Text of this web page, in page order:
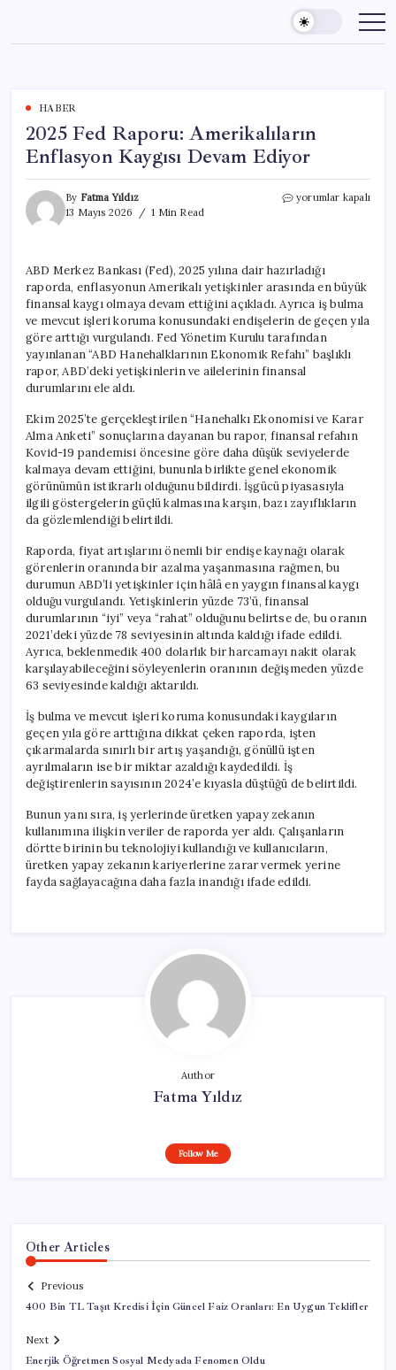
content
HABER
2025 Fed Raporu: Amerikalıların
Enflasyon Kaygısı Devam Ediyor
By Fatma Yıldız
13 Mayıs 2026
1 Min Read
2025
Kaygısı
Devam
Ediyor
için
yorumlar kapalı
ABD Merkez Bankası (Fed), 2025 yılına dair hazırladığı
raporda, enflasyonun Amerikalı yetişkinler arasında en büyük
finansal kaygı olmaya devam ettiğini açıkladı. Ayrıca iş bulma
ve mevcut işleri koruma konusundaki endişelerin de geçen yıla
göre arttığı vurgulandı. Fed Yönetim Kurulu tarafından
yayınlanan “ABD Hanehalklarının Ekonomik Refahı” başlıklı
rapor, ABD’deki yetişkinlerin ve ailelerinin finansal
durumlarını ele aldı.
Ekim 2025’te gerçekleştirilen “Hanehalkı Ekonomisi ve Karar
Alma Anketi” sonuçlarına dayanan bu rapor, finansal refahın
Kovid-19 pandemisi öncesine göre daha düşük seviyelerde
kalmaya devam ettiğini, bununla birlikte genel ekonomik
görünümün istikrarlı olduğunu bildirdi. İşgücü piyasasıyla
ilgili göstergelerin güçlü kalmasına karşın, bazı zayıflıkların
da gözlemlendiği belirtildi.
Raporda, fiyat artışlarını önemli bir endişe kaynağı olarak
görenlerin oranında bir azalma yaşanmasına rağmen, bu
durumun ABD’li yetişkinler için hâlâ en yaygın finansal kaygı
olduğu vurgulandı. Yetişkinlerin yüzde 73’ü, finansal
durumlarının “iyi” veya “rahat” olduğunu belirtse de, bu oranın
2021’deki yüzde 78 seviyesinin altında kaldığı ifade edildi.
Ayrıca, beklenmedik 400 dolarlık bir harcamayı nakit olarak
karşılayabileceğini söyleyenlerin oranının değişmeden yüzde
63 seviyesinde kaldığı aktarıldı.
İş bulma ve mevcut işleri koruma konusundaki kaygıların
geçen yıla göre arttığına dikkat çeken raporda, işten
çıkarmalarda sınırlı bir artış yaşandığı, gönüllü işten
ayrılmaların ise bir miktar azaldığı kaydedildi. İş
değiştirenlerin sayısının 2024’e kıyasla düştüğü de belirtildi.
Bunun yanı sıra, iş yerlerinde üretken yapay zekanın
kullanımına ilişkin veriler de raporda yer aldı. Çalışanların
dörtte birinin bu teknolojiyi kullandığı ve kullanıcıların,
üretken yapay zekanın kariyerlerine zarar vermek yerine
fayda sağlayacağına daha fazla inandığı ifade edildi.
Author
Fatma Yıldız
Follow Me
Other Articles
Previous
400 Bin TL Taşıt Kredisi İçin Güncel Faiz Oranları: En Uygun Teklifler
Next
Enerjik Öğretmen Sosyal Medyada Fenomen Oldu